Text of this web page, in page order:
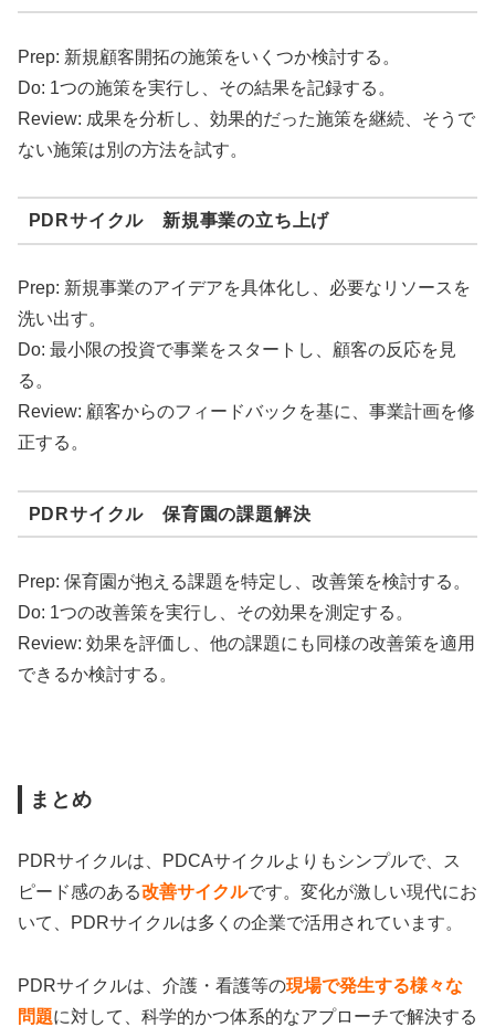
Prep: 新規顧客開拓の施策をいくつか検討する。
Do: 1つの施策を実行し、その結果を記録する。
Review: 成果を分析し、効果的だった施策を継続、そうで
ない施策は別の方法を試す。
PDRサイクル 新規事業の立ち上げ
Prep: 新規事業のアイデアを具体化し、必要なリソースを
洗い出す。
Do: 最小限の投資で事業をスタートし、顧客の反応を見
る。
Review: 顧客からのフィードバックを基に、事業計画を修
正する。
PDRサイクル 保育園の課題解決
Prep: 保育園が抱える課題を特定し、改善策を検討する。
Do: 1つの改善策を実行し、その効果を測定する。
Review: 効果を評価し、他の課題にも同様の改善策を適用
できるか検討する。
まとめ
PDRサイクルは、PDCAサイクルよりもシンプルで、ス
ピード感のある改善サイクルです。変化が激しい現代にお
いて、PDRサイクルは多くの企業で活用されています。
PDRサイクルは、介護・看護等の現場で発生する様々な
問題に対して、科学的かつ体系的なアプローチで解決する